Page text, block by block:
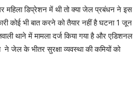
डिप्रेशन में थी तो क्या जेल प्रबंधन ने इस
कोई भी बात करने को तैयार नहीं है घटना 1 जून
थाने में मामला दर्ज किया गया है और एडिशनल
जेल के भीतर सुरक्षा व्यवस्था की कमियों को